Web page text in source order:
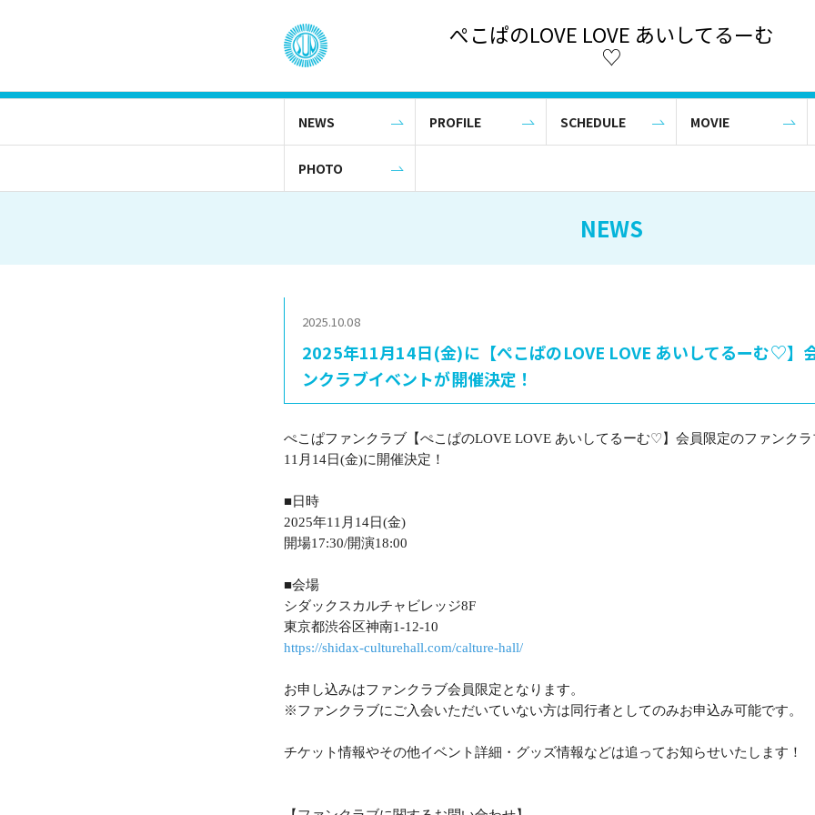
ぺこぱのLOVE LOVE あいしてるーむ
♡
NEWS PROFILE SCHEDULE MOVIE
PHOTO
NEWS
2025.10.08
2025年11月14日(金)に【ぺこぱのLOVE LOVE あいしてるーむ♡】
ンクラブイベントが開催決定！
ぺこぱファンクラブ【ぺこぱのLOVE LOVE あいしてるーむ♡ 】会員限定のファンク
11 月 14日(金)に開催決定！
■日時
2025年11 月 14日(金)
開場17:30/開演18:00
■会場
シダックスカルチャビレッジ8F
東京都渋谷区神南1-12-10
https://shidax-culturehall.com/calture-hall/
お申し込みはファンクラブ会員限定となります。
※ファンクラブにご入会いただいていない方は同行者としてのみお申込み可能です。
チケット情報やその他イベント詳細・グッズ情報などは追ってお知らせいたします！